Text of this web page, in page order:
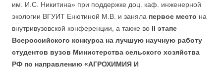
им. И.С. Никитина» при поддержке доц. каф. инженерной
экологии ВГУИТ Енютиной М.В. и заняла первое место на
внутривузовской конференции, а также во II этапе
Вcероссийского конкурса на лучшую научную работу
студентов вузов Министерства сельского хозяйства
РФ по направлению «АГРОХИМИЯ И